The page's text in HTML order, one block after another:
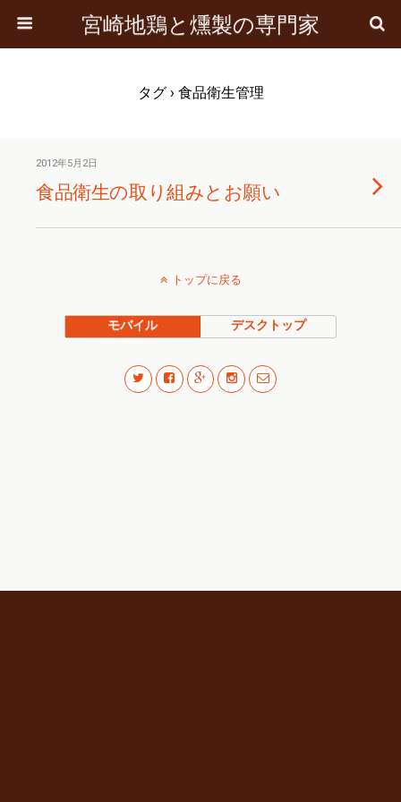
宮崎地鶏と燻製の専門家
タグ › 食品衛生管理
2012年5月2日
食品衛生の取り組みとお願い
トップに戻る
モバイル デスクトップ